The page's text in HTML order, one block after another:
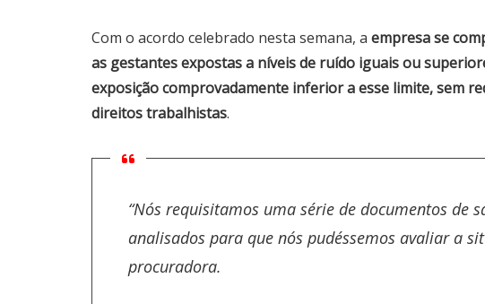
Com o acordo celebrado nesta semana, a empresa se
as gestantes expostas a níveis de ruído iguais ou
exposição comprovadamente inferior a esse limite, sem
direitos trabalhistas.
“Nós requisitamos uma série de documentos de
analisados para que nós pudéssemos avaliar a
procuradora.